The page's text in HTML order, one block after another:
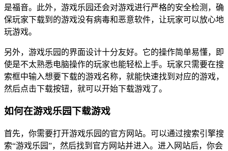
是福音。此外，游戏乐园还会对游戏进行严格的安全检测，确
保玩家下载到的游戏没有病毒和恶意软件，让玩家可以放心地
玩游戏。
另外，游戏乐园的界面设计十分友好。它的操作简单易懂，即
使是不太熟悉电脑操作的玩家也能轻松上手。玩家只需要在搜
索框中输入想要下载的游戏名称，就能快速找到对应的游戏，
然后点击下载按钮，就可以开始下载游戏了。
如何在游戏乐园下载游戏
首先，你需要打开游戏乐园的官方网站。可以通过搜索引擎搜
索“游戏乐园”，然后找到官方网站并进入。进入网站后，你会